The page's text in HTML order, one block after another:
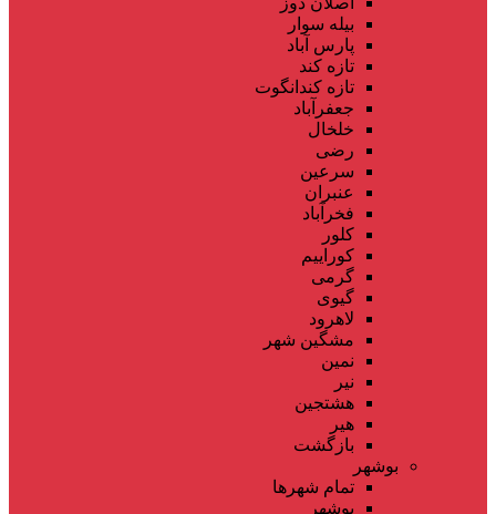
بیله سوار
پارس آباد
تازه کند
تازه کندانگوت
جعفرآباد
خلخال
رضی
سرعین
عنبران
فخرآباد
کلور
کوراییم
گرمی
گیوی
لاهرود
مشگین شهر
نمین
نیر
هشتجین
هیر
بازگشت
بوشهر
تمام شهر‌ها
بوشهر